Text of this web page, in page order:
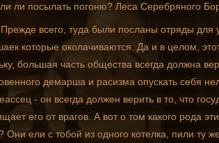
ли посылать погоню? Леса Серебряного
всего, туда были посланы отряды для
которые околачиваются. Да и в целом,
большая часть общества всегда должна
демарша и расизма опускать себя
- он всегда должен верить в то, что
его от врагов. А вот о том какого рода
ели с тобой из одного котелка, пили ту